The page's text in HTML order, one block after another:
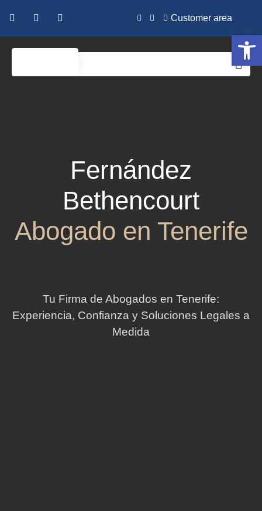
Customer area
Fernández
Bethencourt
Abogado en Tenerife
Tu Firma de Abogados en Tenerife:
Experiencia, Confianza y Soluciones Legales a
Medida